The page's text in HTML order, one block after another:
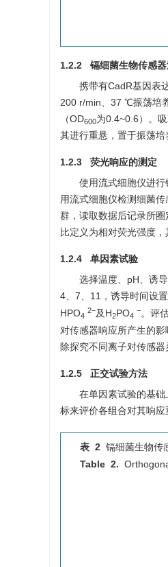
1.2.2 镉细菌生物传感器
携带有CadR基因表
200 r/min、37 ℃振荡培
（OD600为0.4~0.6）。
其进行重悬，置于振荡培
1.2.3 荧光响应的测定
使用流式细胞仪进
用流式细胞仪检测细菌
群，读取数据后记录所
比定义为相对荧光强度
1.2.4 单因素试验
选择温度、pH、诱
4、7、11，诱导时间设
HPO4
2−及H2PO4
−。评
对传感器响应所产生的
除探究不同离子对传感
1.2.5 正交试验方法
在单因素试验的基
标来评价各组合对其响
表 2 镉细菌生物传
Table 2.